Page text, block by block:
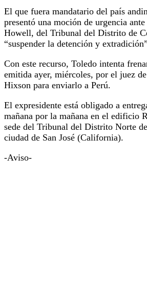
El que fuera mandatario del país
presentó una moción de urgencia
Howell, del Tribunal del Distrito de
“suspender la detención y
Con este recurso, Toledo intenta
emitida ayer, miércoles, por el juez
Hixson para enviarlo a Perú.
El expresidente está obligado a
mañana por la mañana en el edificio
sede del Tribunal del Distrito Norte
ciudad de San José (California).
-Aviso-